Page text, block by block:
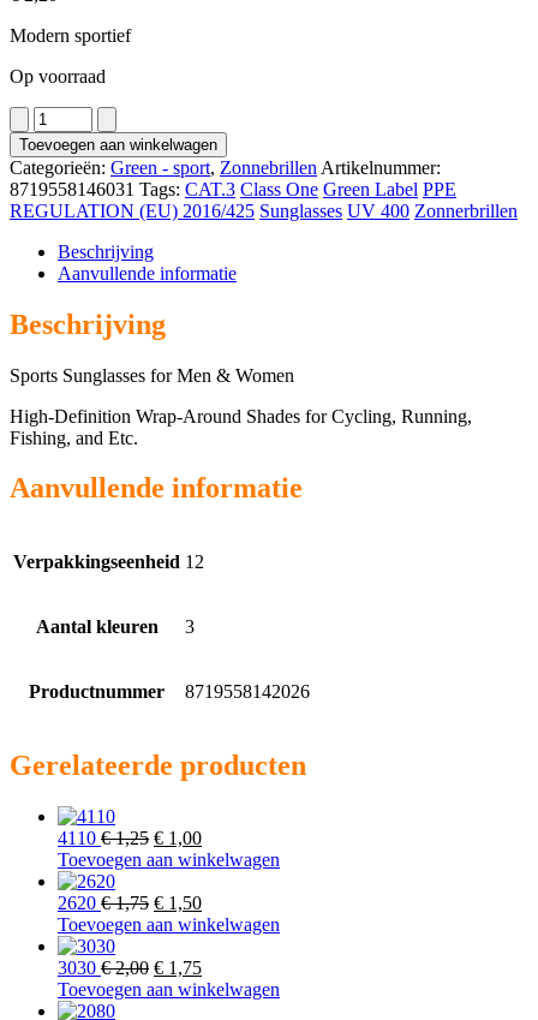
Modern sportief
Op voorraad
3233
aantal
Toevoegen aan winkelwagen
Categorieën: Green - sport, Zonnebrillen Artikelnummer:
8719558146031 Tags: CAT.3 Class One Green Label PPE
REGULATION (EU) 2016/425 Sunglasses UV 400 Zonnerbrillen
Beschrijving
Aanvullende informatie
Beschrijving
Sports Sunglasses for Men & Women
High-Definition Wrap-Around Shades for Cycling, Running,
Fishing, and Etc.
Aanvullende informatie
Verpakkingseenheid 12
Aantal kleuren 3
Productnummer 8719558142026
Gerelateerde producten
4110 €1,25 Oorspronkelijke
prijs
€ 1,25.
€ 1,00Huidige
prijs
€ 1,00.
Toevoegen aan winkelwagen
2620 €1,75 Oorspronkelijke
prijs
€ 1,75.
€ 1,50Huidige
prijs
€ 1,50.
Toevoegen aan winkelwagen
3030 €2,00 Oorspronkelijke
prijs
€ 1,75Huidige
prijs
Toevoegen aan winkelwagen